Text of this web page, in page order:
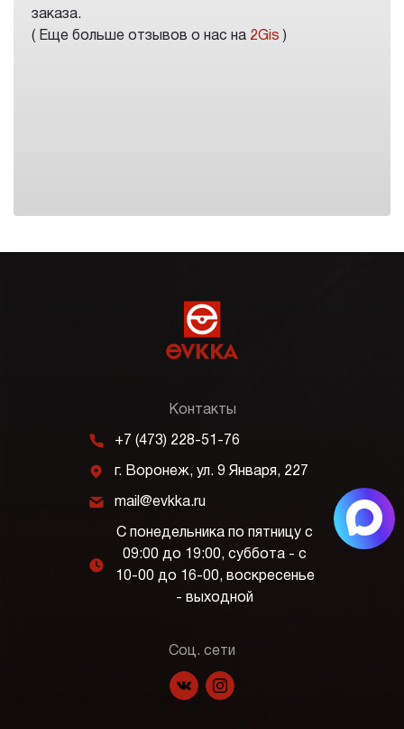
заказа.
( Еще больше отзывов о нас на 2Gis )
Контакты
m +7 (473) 228-51-76
j г. Воронеж, ул. 9 Января, 227
k mail@evkka.ru
l
С понедельника по пятницу с
09:00 до 19:00, суббота - с
10-00 до 16-00, воскресенье
- выходной
Соц. сети
f p